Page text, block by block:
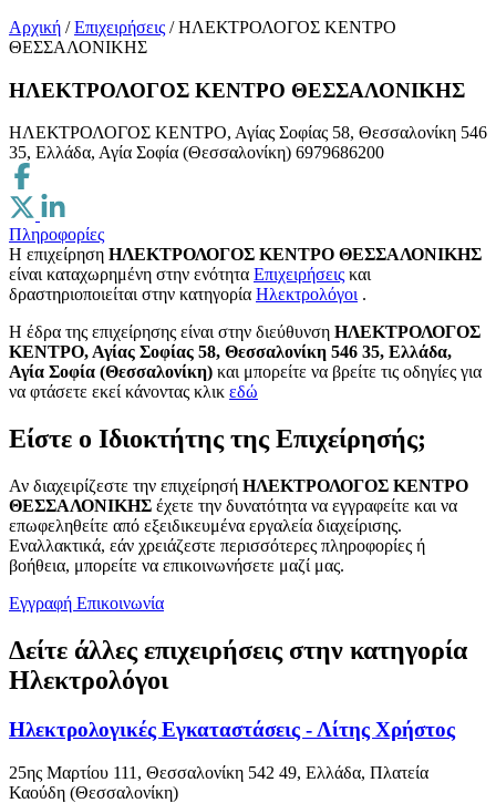
Αρχική / Επιχειρήσεις / ΗΛΕΚΤΡΟΛΟΓΟΣ ΚΕΝΤΡΟ
ΘΕΣΣΑΛΟΝΙΚΗΣ
ΗΛΕΚΤΡΟΛΟΓΟΣ ΚΕΝΤΡΟ ΘΕΣΣΑΛΟΝΙΚΗΣ
ΗΛΕΚΤΡΟΛΟΓΟΣ ΚΕΝΤΡΟ, Αγίας Σοφίας 58, Θεσσαλονίκη 546
35, Ελλάδα, Αγία Σοφία (Θεσσαλονίκη) 6979686200
Πληροφορίες
Η επιχείρηση ΗΛΕΚΤΡΟΛΟΓΟΣ ΚΕΝΤΡΟ ΘΕΣΣΑΛΟΝΙΚΗΣ
είναι καταχωρημένη στην ενότητα Επιχειρήσεις και
δραστηριοποιείται στην κατηγορία Ηλεκτρολόγοι .
H έδρα της επιχείρησης είναι στην διεύθυνση ΗΛΕΚΤΡΟΛΟΓΟΣ
ΚΕΝΤΡΟ, Αγίας Σοφίας 58, Θεσσαλονίκη 546 35, Ελλάδα,
Αγία Σοφία (Θεσσαλονίκη) και μπορείτε να βρείτε τις οδηγίες για
να φτάσετε εκεί κάνοντας κλικ εδώ
Είστε ο Ιδιοκτήτης της Επιχείρησής;
Αν διαχειρίζεστε την επιχείρησή ΗΛΕΚΤΡΟΛΟΓΟΣ ΚΕΝΤΡΟ
ΘΕΣΣΑΛΟΝΙΚΗΣ έχετε την δυνατότητα να εγγραφείτε και να
επωφεληθείτε από εξειδικευμένα εργαλεία διαχείρισης.
Εναλλακτικά, εάν χρειάζεστε περισσότερες πληροφορίες ή
βοήθεια, μπορείτε να επικοινωνήσετε μαζί μας.
Εγγραφή Επικοινωνία
Δείτε άλλες επιχειρήσεις στην κατηγορία
Ηλεκτρολόγοι
Ηλεκτρολογικές Εγκαταστάσεις - Λίτης Χρήστος
25ης Μαρτίου 111, Θεσσαλονίκη 542 49, Ελλάδα, Πλατεία
Καούδη (Θεσσαλονίκη)